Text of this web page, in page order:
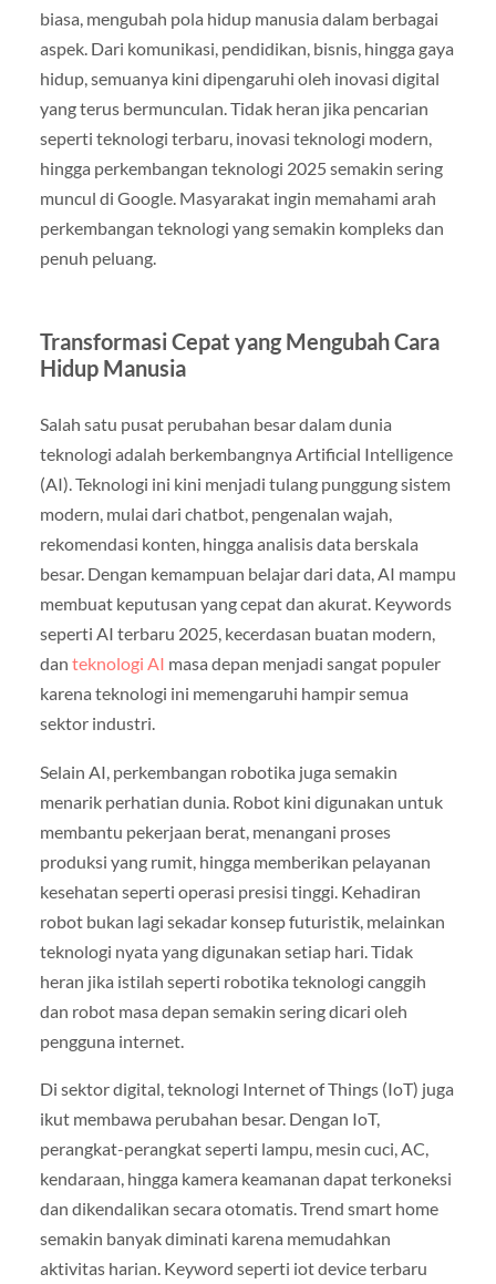
biasa, mengubah pola hidup manusia dalam berbagai
aspek. Dari komunikasi, pendidikan, bisnis, hingga gaya
hidup, semuanya kini dipengaruhi oleh inovasi digital
yang terus bermunculan. Tidak heran jika pencarian
seperti teknologi terbaru, inovasi teknologi modern,
hingga perkembangan teknologi 2025 semakin sering
muncul di Google. Masyarakat ingin memahami arah
perkembangan teknologi yang semakin kompleks dan
penuh peluang.
Transformasi Cepat yang Mengubah Cara
Hidup Manusia
Salah satu pusat perubahan besar dalam dunia
teknologi adalah berkembangnya Artificial Intelligence
(AI). Teknologi ini kini menjadi tulang punggung sistem
modern, mulai dari chatbot, pengenalan wajah,
rekomendasi konten, hingga analisis data berskala
besar. Dengan kemampuan belajar dari data, AI mampu
membuat keputusan yang cepat dan akurat. Keywords
seperti AI terbaru 2025, kecerdasan buatan modern,
dan teknologi AI masa depan menjadi sangat populer
karena teknologi ini memengaruhi hampir semua
sektor industri.
Selain AI, perkembangan robotika juga semakin
menarik perhatian dunia. Robot kini digunakan untuk
membantu pekerjaan berat, menangani proses
produksi yang rumit, hingga memberikan pelayanan
kesehatan seperti operasi presisi tinggi. Kehadiran
robot bukan lagi sekadar konsep futuristik, melainkan
teknologi nyata yang digunakan setiap hari. Tidak
heran jika istilah seperti robotika teknologi canggih
dan robot masa depan semakin sering dicari oleh
pengguna internet.
Di sektor digital, teknologi Internet of Things (IoT) juga
ikut membawa perubahan besar. Dengan IoT,
perangkat-perangkat seperti lampu, mesin cuci, AC,
kendaraan, hingga kamera keamanan dapat terkoneksi
dan dikendalikan secara otomatis. Trend smart home
semakin banyak diminati karena memudahkan
aktivitas harian. Keyword seperti iot device terbaru